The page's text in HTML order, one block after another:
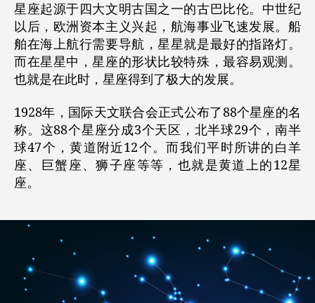
星座起源于四大文明古国之一的古巴比伦。中世纪
以后，欧洲资本主义兴起，航海事业飞速发展。船
舶在海上航行需要导航，星星就是最好的指路灯。
而在星星中，星座的形状比较特殊，最容易观测。
也就是在此时，星座得到了极大的发展。
1928年，国际天文联合会正式公布了88个星座的名
称。这88个星座分成3个天区，北半球29个，南半
球47个，黄道附近12个。而我们平时所讲的白羊
座、巨蟹座、狮子座等等，也就是黄道上的12星
座。